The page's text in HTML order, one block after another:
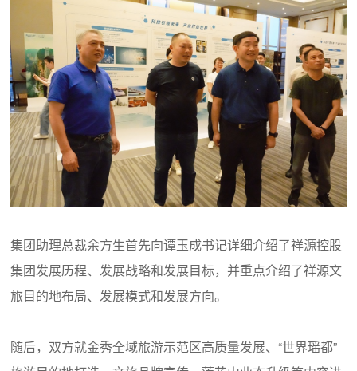
集团助理总裁余方生首先向谭玉成书记详细介绍了祥源控股
集团发展历程、发展战略和发展目标，并重点介绍了祥源文
旅目的地布局、发展模式和发展方向。
随后，双方就金秀全域旅游示范区高质量发展、“世界瑶都”